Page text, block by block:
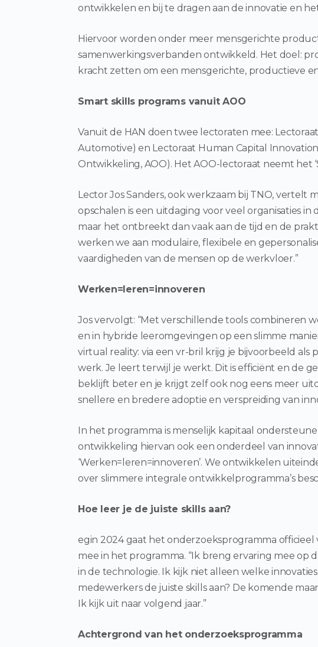
ontwikkelen en bij te dragen aan de innovatie en
Hiervoor worden onder meer mensgerichte
samenwerkingsverbanden ontwikkeld. Het doel:
kracht zetten om een mensgerichte, productieve
Smart skills programs vanuit AOO
Vanuit de HAN doen twee lectoraten mee:
Automotive) en Lectoraat Human Capital
Ontwikkeling, AOO). Het AOO-lectoraat neemt het
Lector Jos Sanders, ook werkzaam bij TNO, vertelt
opschalen is een uitdaging voor veel organisaties in
maar het ontbreekt dan vaak aan de tijd en de
werken we aan modulaire, flexibele en
vaardigheden van de mensen op de werkvloer.”
Werken=leren=innoveren
Jos vervolgt: “Met verschillende tools combineren
en in hybride leeromgevingen op een slimme
virtual reality: via een vr-bril krijg je bijvoorbeeld
werk. Je leert terwijl je werkt. Dit is efficiënt en de
beklijft beter en je krijgt zelf ook nog eens meer
snellere en bredere adoptie en verspreiding van
In het programma is menselijk kapitaal
ontwikkeling hiervan ook een onderdeel van
‘Werken=leren=innoveren’. We ontwikkelen
over slimmere integrale ontwikkelprogramma’s
Hoe leer je de juiste skills aan?
egin 2024 gaat het onderzoeksprogramma officieel
mee in het programma. “Ik breng ervaring mee op
in de technologie. Ik kijk niet alleen welke
medewerkers de juiste skills aan? De komende
Ik kijk uit naar volgend jaar.”
Achtergrond van het onderzoeksprogramma